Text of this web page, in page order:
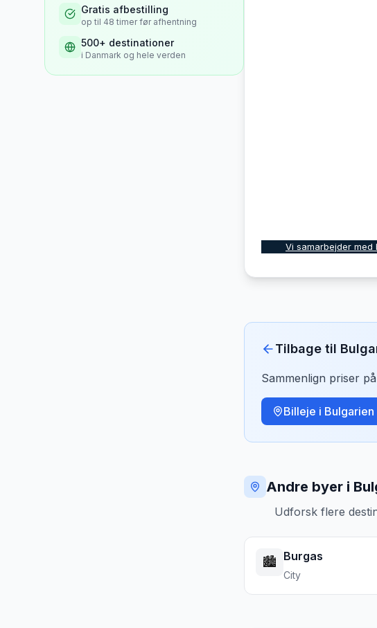
Gratis afbestilling
op til 48 timer før afhentning
500+ destinationer
i Danmark og hele verden
Vi samarbejder med
Tilbage til
Sammenlign priser
Billeje i Bulgarien
Andre byer i
Udforsk flere
🏙️ Burgas
City